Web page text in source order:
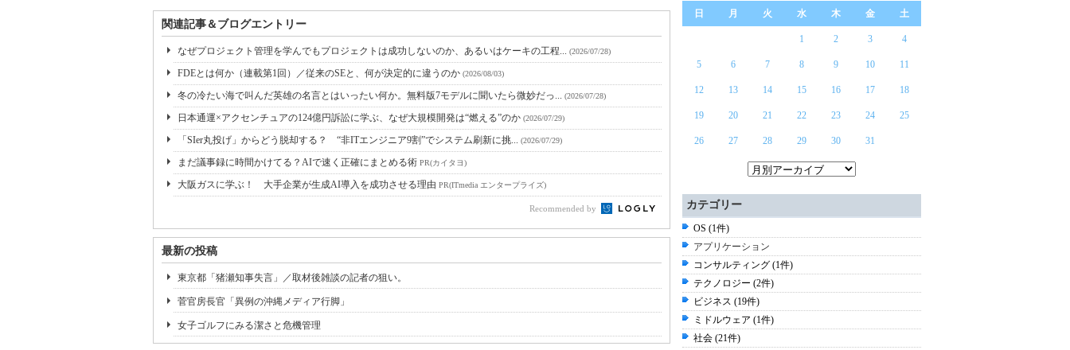
関連記事＆ブログエントリー
なぜプロジェクト管理を学んでもプロジェクトは成功しないのか、あるいはケーキの工程... (2026/07/28)
FDEとは何か（連載第1回）／従来のSEと、何が決定的に違うのか (2026/08/03)
冬の冷たい海で叫んだ英雄の名言とはいったい何か。無料版7モデルに聞いたら微妙だっ... (2026/07/28)
日本通運×アクセンチュアの124億円訴訟に学ぶ、なぜ大規模開発は“燃える”のか (2026/07/29)
「SIer丸投げ」からどう脱却する？ “非ITエンジニア9割”でシステム刷新に挑... (2026/07/29)
まだ議事録に時間かけてる？AIで速く正確にまとめる術 PR(カイタヨ)
大阪ガスに学ぶ！ 大手企業が生成AI導入を成功させる理由 PR(ITmedia エンタープライズ)
Recommended by
最新の投稿
東京都「猪瀬知事失言」／取材後雑談の記者の狙い。
菅官房長官「異例の沖縄メディア行脚」
女子ゴルフにみる潔さと危機管理
日 月 火 水 木 金 土
1 2 3 4
5 6 7 8 9 10 11
12 13 14 15 16 17 18
19 20 21 22 23 24 25
26 27 28 29 30 31
カテゴリー
OS (1件)
アプリケーション
コンサルティング (1件)
テクノロジー (2件)
ビジネス (19件)
ミドルウェア (1件)
社会 (21件)